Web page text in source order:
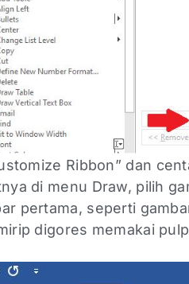
Ribbon” dan
di menu Draw, pilih
pertama, seperti
digores memakai